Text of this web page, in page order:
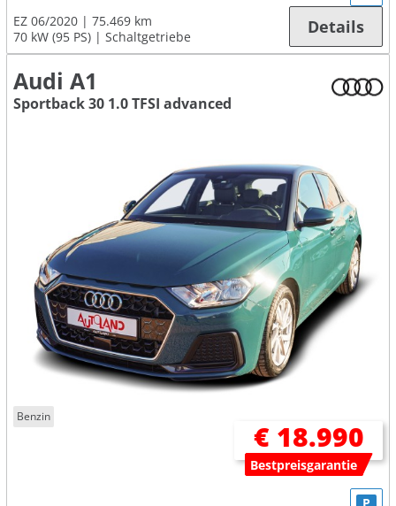
EZ 06/2020
75.469 km
70 kW (95 PS)
Schaltgetriebe Details
Audi A1
Sportback 30 1.0 TFSI advanced
Benzin
€ 18.990
Bestpreisgarantie